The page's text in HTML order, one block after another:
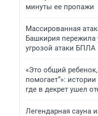
минуты ее пропажи
Массированная
Башкирия пережила
угрозой атаки БПЛА
«Это общий
помогает“»:
где в декрет ушел
Легендарная сауна